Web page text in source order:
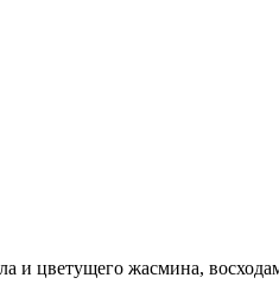
и цветущего жасмина,